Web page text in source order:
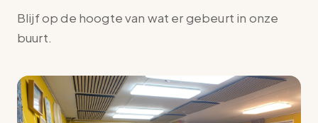
Blijf op de hoogte van wat er gebeurt in onze
buurt.